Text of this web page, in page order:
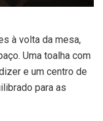
à volta da mesa,
Uma toalha com
e um centro de
para as